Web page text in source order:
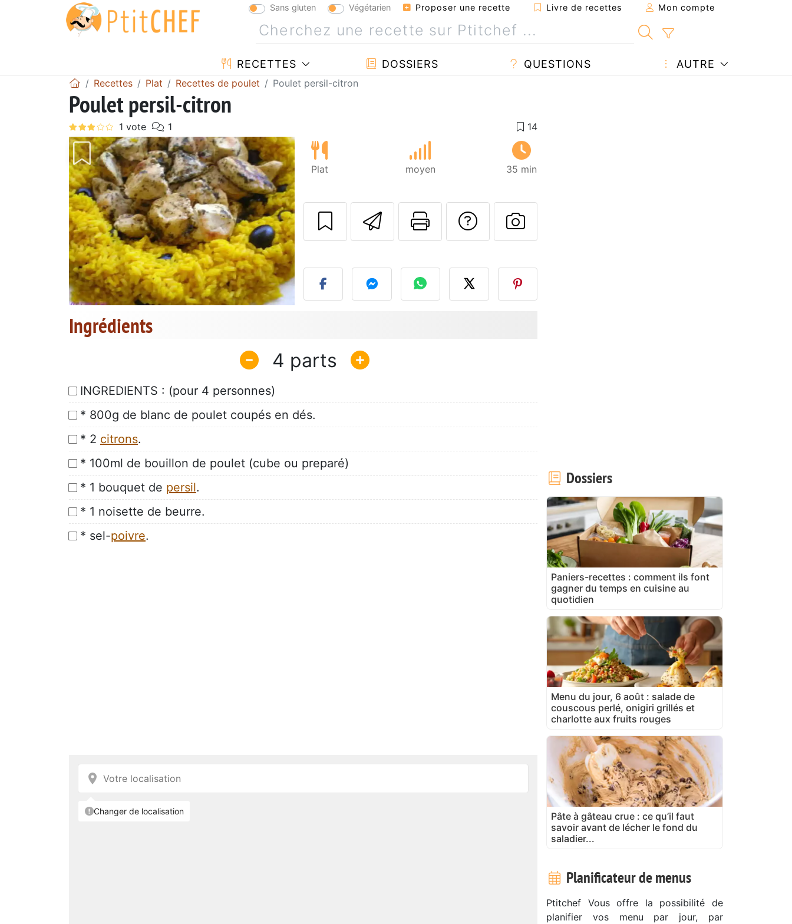
Sans gluten Végétarien Proposer une recette Livre de recettes Mon compte
RECETTES DOSSIERS QUESTIONS AUTRE
Recettes Plat Recettes de poulet Poulet persil-citron
Poulet persil-citron
Plat moyen 35 min
Envoyer cette recette à un ami
Imprimer cette page
Poser une question à l'auteur
Publier votre photo de cette
Ingrédients
4
INGREDIENTS : (pour 4 personnes)
* 800g de blanc de poulet coupés en dés.
* 2 citrons.
* 100ml de bouillon de poulet (cube ou preparé)
* 1 bouquet de persil.
* 1 noisette de beurre.
* sel-poivre.
Dossiers
Paniers-recettes : comment ils font
gagner du temps en cuisine au
quotidien
Menu du jour, 6 août : salade de
couscous perlé, onigiri grillés et
charlotte aux fruits rouges
Pâte à gâteau crue : ce qu’il faut
savoir avant de lécher le fond du
saladier...
Planificateur de menus
Ptitchef Vous offre la possibilité de
planifier vos menu par jour, par